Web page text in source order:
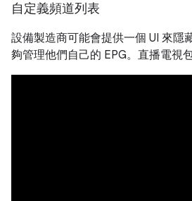
自定義頻道列表
設備製造商可能會提供一個 UI 來隱
夠管理他們自己的 EPG。直播電視